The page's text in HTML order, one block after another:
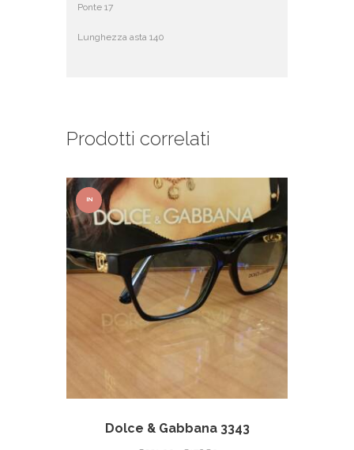
Ponte 17
Lunghezza asta 140
Prodotti correlati
IN
OFFER
Dolce & Gabbana 3343